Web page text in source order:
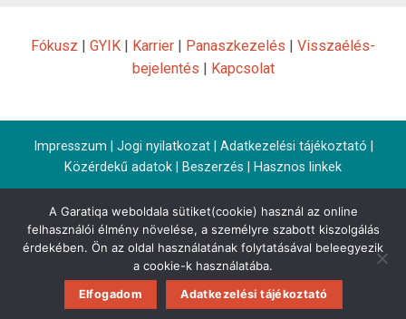
Fókusz | GYIK | Karrier | Panaszkezelés | Visszaélés-
bejelentés | Kapcsolat
Impresszum Jogi nyilatkozat| Adatkezelési tájékoztató
Közérdekű adatok
Beszerzés Hasznos linkek
Copyright 2026 © Garantiqa Hitelgarancia Zrt.
A Garatiqa weboldala sütiket(cookie) használ az online
felhasználói élmény növelése, a személyre szabott kiszolgálás
érdekében. Ön az oldal használatának folytatásával beleegyezik
a cookie-k használatába.
Elfogadom Adatkezelési tájékoztató